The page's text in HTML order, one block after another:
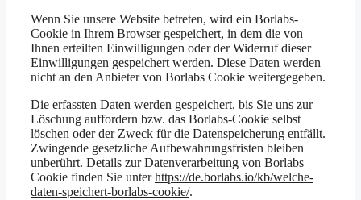
Wenn Sie unsere Website betreten, wird ein Borlabs-
Cookie in Ihrem Browser gespeichert, in dem die von
Ihnen erteilten Einwilligungen oder der Widerruf dieser
Einwilligungen gespeichert werden. Diese Daten werden
nicht an den Anbieter von Borlabs Cookie weitergegeben.
Die erfassten Daten werden gespeichert, bis Sie uns zur
Löschung auffordern bzw. das Borlabs-Cookie selbst
löschen oder der Zweck für die Datenspeicherung entfällt.
Zwingende gesetzliche Aufbewahrungsfristen bleiben
unberührt. Details zur Datenverarbeitung von Borlabs
Cookie finden Sie unterhttps://de.borlabs.io/kb/welche-
daten-speichert-borlabs-cookie/.